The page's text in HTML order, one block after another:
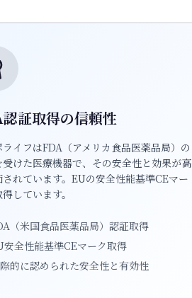
証取得の信頼性
ライフはFDA（アメリカ食品医薬品局）の
けた医療機器で、その安全性と効果が高
されています。EUの安全性能基準CEマー
しています。
（米国食品医薬品局）認証取得
安全性能基準CEマーク取得
的に認められた安全性と有効性